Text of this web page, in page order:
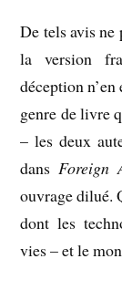
De tels avis ne
la version
déception
genre de livre
– les deux
dansForeign
ouvrage dilué.
dont les
vies – et le